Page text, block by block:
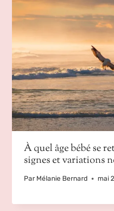
À quel âge bébé se
signes et variations
Par Mélanie Bernard mai